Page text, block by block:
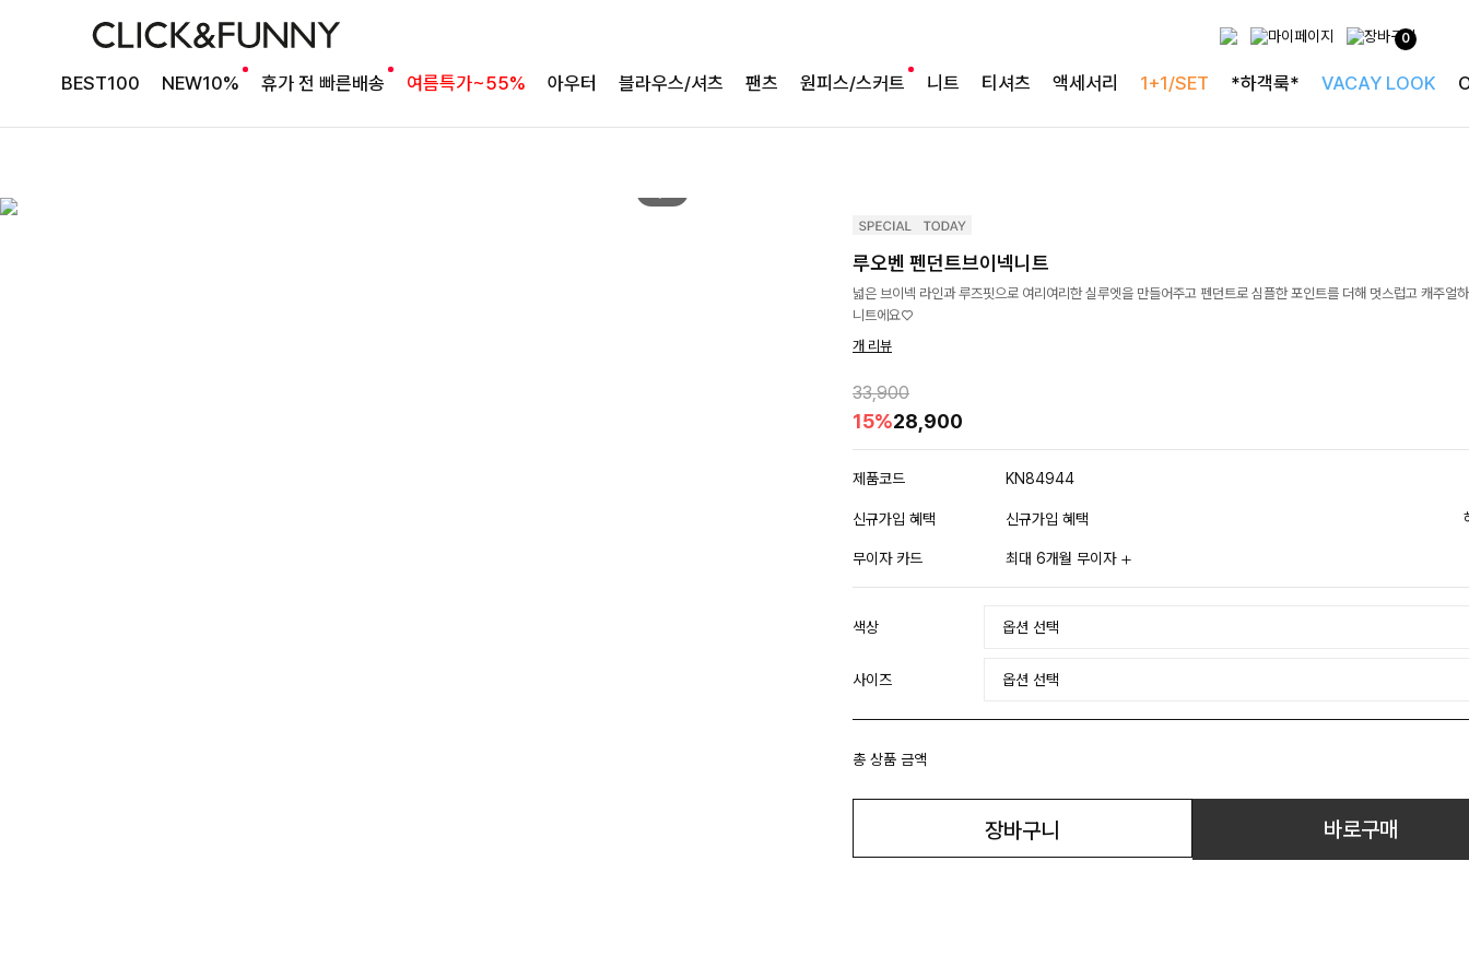
0
BEST100 NEW10% 휴가 전 빠른배송 여름특가~55% 아우터 블라우스/셔츠 팬츠 원피스/스커트 니트 티셔츠 액세서리 1+1/SET *하객룩* VACAY LOOK
루오벤 펜던트브이넥니트
넓은 브이넥 라인과 루즈핏으로 여리여리한 실루엣을 만들어주고 펜던트로 심플한 포인트를 더해 멋스럽고 캐주얼
니트에요♡
개 리뷰
33,900
15%28,900
제품코드 KN84944
신규가입 혜택 신규가입 혜택
무이자 카드 최대 6개월 무이자
색상
사이즈
총 상품 금액
장바구니 바로구매